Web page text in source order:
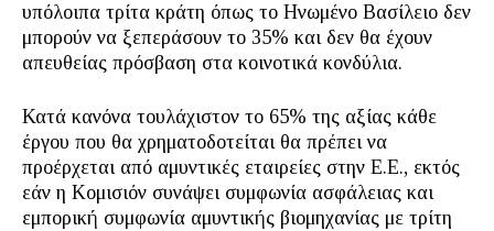
υπόλοιπα τρίτα κράτη όπως το Ηνωμένο Βασίλειο δεν
μπορούν να ξεπεράσουν το 35% και δεν θα έχουν
απευθείας πρόσβαση στα κοινοτικά κονδύλια.
Κατά κανόνα τουλάχιστον το 65% της αξίας κάθε
έργου που θα χρηματοδοτείται θα πρέπει να
προέρχεται από αμυντικές εταιρείες στην Ε.Ε., εκτός
εάν η Κομισιόν συνάψει συμφωνία ασφάλειας και
εμπορική συμφωνία αμυντικής βιομηχανίας με τρίτη